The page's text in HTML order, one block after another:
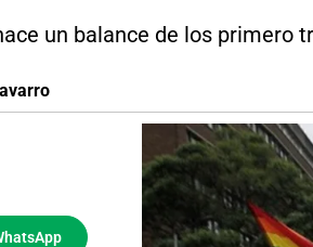
un balance de los primero